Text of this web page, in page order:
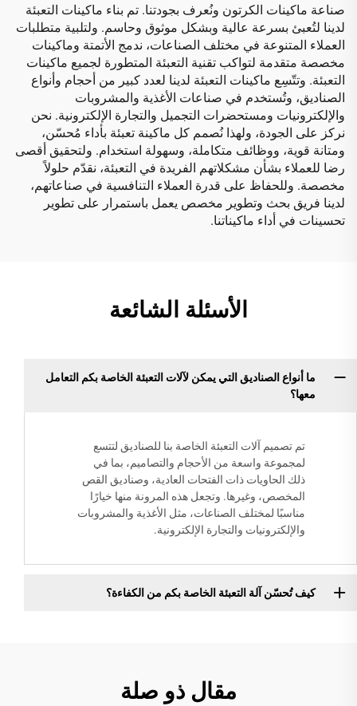
صناعة ماكينات الكرتون ونُعرف بجودتنا. تم بناء ماكينات التعبئة
لدينا لتُعبئ بسرعة عالية وبشكل موثوق وحاسم. ولتلبية متطلبات
العملاء المتنوعة في مختلف الصناعات، ندمج الأتمتة وماكينات
مخصصة متقدمة لتواكب تقنية التعبئة المتطورة لجميع ماكينات
التعبئة. وتتّسِع ماكينات التعبئة لدينا لعدد كبير من أحجام وأنواع
الصناديق، وتُستخدم في صناعات الأغذية والمشروبات
والإلكترونيات ومستحضرات التجميل والتجارة الإلكترونية. نحن
نركز على الجودة، ولهذا نُصمم كل ماكينة تعبئة بأداء مُحسّن،
ومتانة قوية، ووظائف متكاملة، وسهولة استخدام. ولتحقيق أقصى
رضا للعملاء بشأن مشكلاتهم الفريدة في التعبئة، نقدّم حلولاً
مخصصة. وللحفاظ على قدرة العملاء التنافسية في صناعاتهم،
لدينا فريق بحث وتطوير مخصص يعمل باستمرار على تطوير
تحسينات في أداء ماكيناتنا.
الأسئلة الشائعة
ما أنواع الصناديق التي يمكن لآلات التعبئة الخاصة بكم التعامل
معها؟
تم تصميم آلات التعبئة الخاصة بنا للصناديق لتتسع
لمجموعة واسعة من الأحجام والتصاميم، بما في
ذلك الحاويات ذات الفتحات العادية، وصناديق القص
المخصص، وغيرها. وتجعل هذه المرونة منها خيارًا
مناسبًا لمختلف الصناعات، مثل الأغذية والمشروبات
والإلكترونيات والتجارة الإلكترونية.
كيف تُحسّن آلة التعبئة الخاصة بكم من الكفاءة؟
مقال ذو صلة